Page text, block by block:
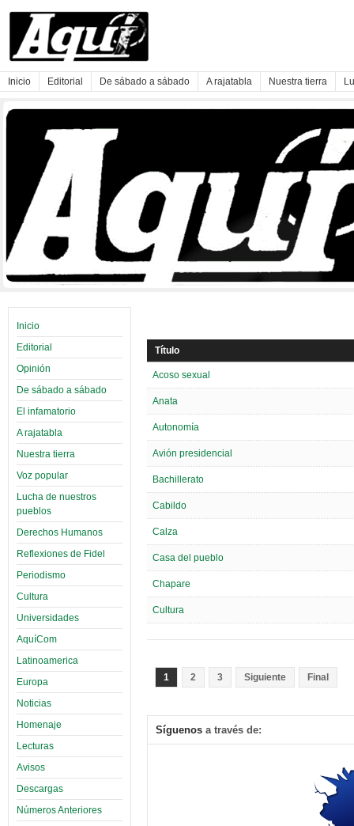
Inicio Editorial De sábado a sábado A rajatabla Nuestra tierra
Inicio
Editorial
Opinión
De sábado a sábado
El infamatorio
A rajatabla
Nuestra tierra
Voz popular
Lucha de nuestros
pueblos
Derechos Humanos
Reflexiones de Fidel
Periodismo
Cultura
Universidades
AquíCom
Latinoamerica
Europa
Noticias
Homenaje
Lecturas
Avisos
Descargas
Números Anteriores
Título
Acoso sexual
Anata
Autonomía
Avión presidencial
Bachillerato
Cabildo
Calza
Casa del pueblo
Chapare
Cultura
1 2 3 Siguiente Final
Síguenos a través de: